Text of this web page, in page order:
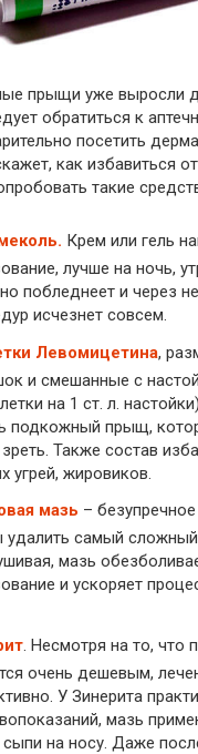
прыщи уже выросли
обратиться к
посетить
как избавиться
такие
Крем или гель
лучше на ночь,
побледнеет и через
исчезнет совсем.
Левомицетина,
и смешанные с
на 1 ст. л.
подкожный прыщ,
Также состав
угрей, жировиков.
мазь –
удалить самый сложный
мазь
и ускоряет
. Несмотря на то, что
очень дешевым,
У Зинерита
мазь
сыпи на носу. Даже